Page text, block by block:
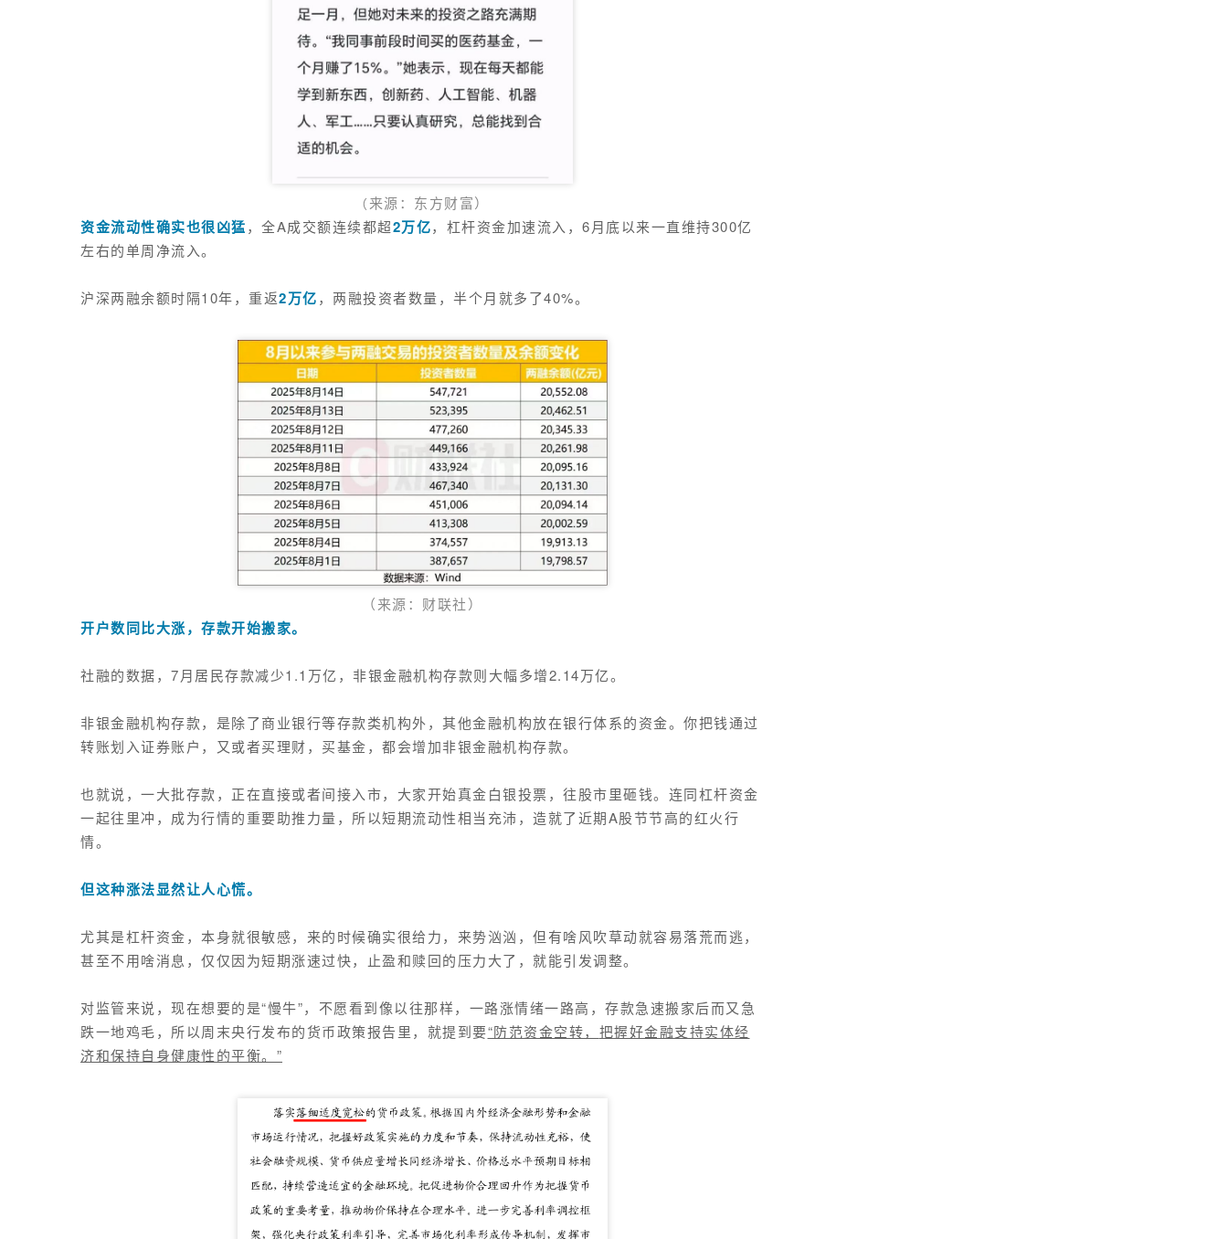
（ 来源：东方财富）
资金流动性确实也很凶猛， 全A成交额连续都超2万亿， 杠杆资金加速流入， 6月底以来一直维持300亿
左右的单周净流入。
沪深两融余额时隔10年，重返2万亿，两融投资者数量，半个月就多了40%。
（来源：财联社）
开户数同比大涨， 存款开始搬家。
社融的数据， 7月居民存款减少1.1万亿 ， 非银金融机构存款则大幅多增2.14万亿。
非银金融机构存款， 是除了商业银行等存款类机构外，其他金融机构放在银行体系的资金。 你把钱通过
转账划入证券账户，又或者买理财，买基金，都会增加非银金融机构存款。
也就说，一大批存款，正在直接或者间接入市，大家开始真金白银投票，往股市里砸钱。连同杠杆资金
一起往里冲，成为行情的重要助推力量，所以短期流动性相当充沛，造就了近期A股节节高的红火行
情。
但这种涨法显然让人心慌。
尤其是杠杆资金，本身就很敏感，来的时候确实很给力，来势汹汹，但有啥风吹草动就容易落荒而逃，
甚至不用啥消息，仅仅因为短期涨速过快，止盈和赎回的压力大了，就能引发调整。
对监管来说，现在想要的是“慢牛”，不愿看到像以往那样，一路涨情绪一路高，存款急速搬家后而又急
跌一地鸡毛，所以周末央行发布的货币政策报告里，就提到要“防范资金空转， 把握好金融支持实体经
济和保持自身健康性的平衡。”